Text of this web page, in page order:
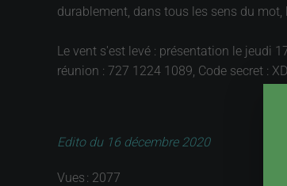
durablement, dans tous les sens du mot,
Le vent s'est levé : présentation le jeudi
réunion : 727 1224 1089, Code secret :
Edito du 16 décembre 2020
Vues : 2077